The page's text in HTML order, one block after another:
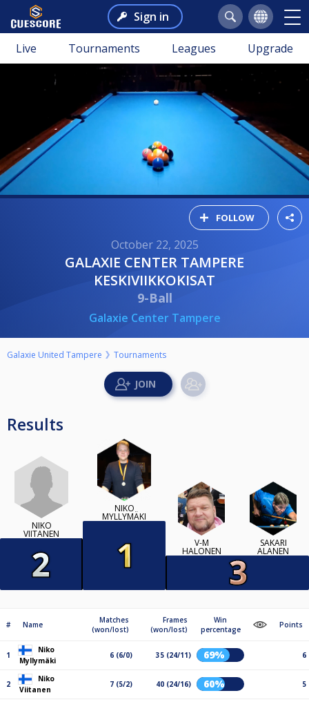
Sign in
Live Tournaments Leagues Upgrade
FOLLOW
October 22, 2025
GALAXIE CENTER TAMPERE
KESKIVIIKKOKISAT
9-Ball
Galaxie Center Tampere
Galaxie United Tampere Tournaments
Results
NIKO
VIITANEN
NIKO
MYLLYMÄKI
V-M
HALONEN
SAKARI
ALANEN
# Name
Matches
(won/lost)
Frames
(won/lost)
Win
percentage
Points
1
Niko
Myllymäki
6 (6/0) 35 (24/11) 69% 6
2
Niko
Viitanen
7 (5/2) 40 (24/16) 60% 5